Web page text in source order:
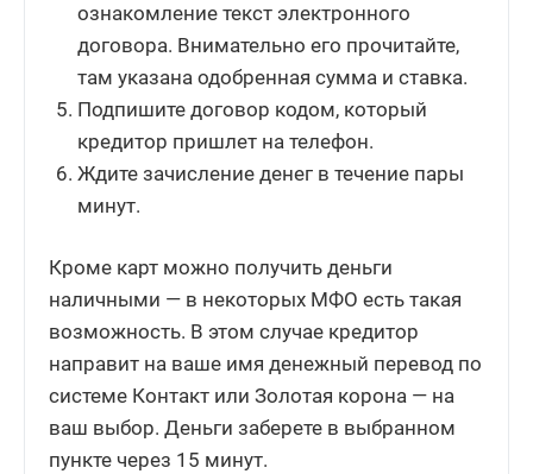
ознакомление текст электронного
договора. Внимательно его прочитайте,
там указана одобренная сумма и ставка.
Подпишите договор кодом, который
кредитор пришлет на телефон.
Ждите зачисление денег в течение пары
минут.
Кроме карт можно получить деньги
наличными — в некоторых МФО есть такая
возможность. В этом случае кредитор
направит на ваше имя денежный перевод по
системе Контакт или Золотая корона — на
ваш выбор. Деньги заберете в выбранном
пункте через 15 минут.